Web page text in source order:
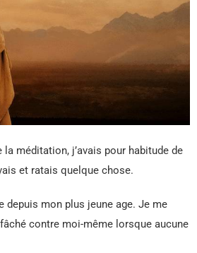
méditation, j’avais pour habitude de
et ratais quelque chose.
depuis mon plus jeune age. Je me
contre moi-même lorsque aucune